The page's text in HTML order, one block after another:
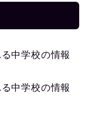
中学校の情報
中学校の情報